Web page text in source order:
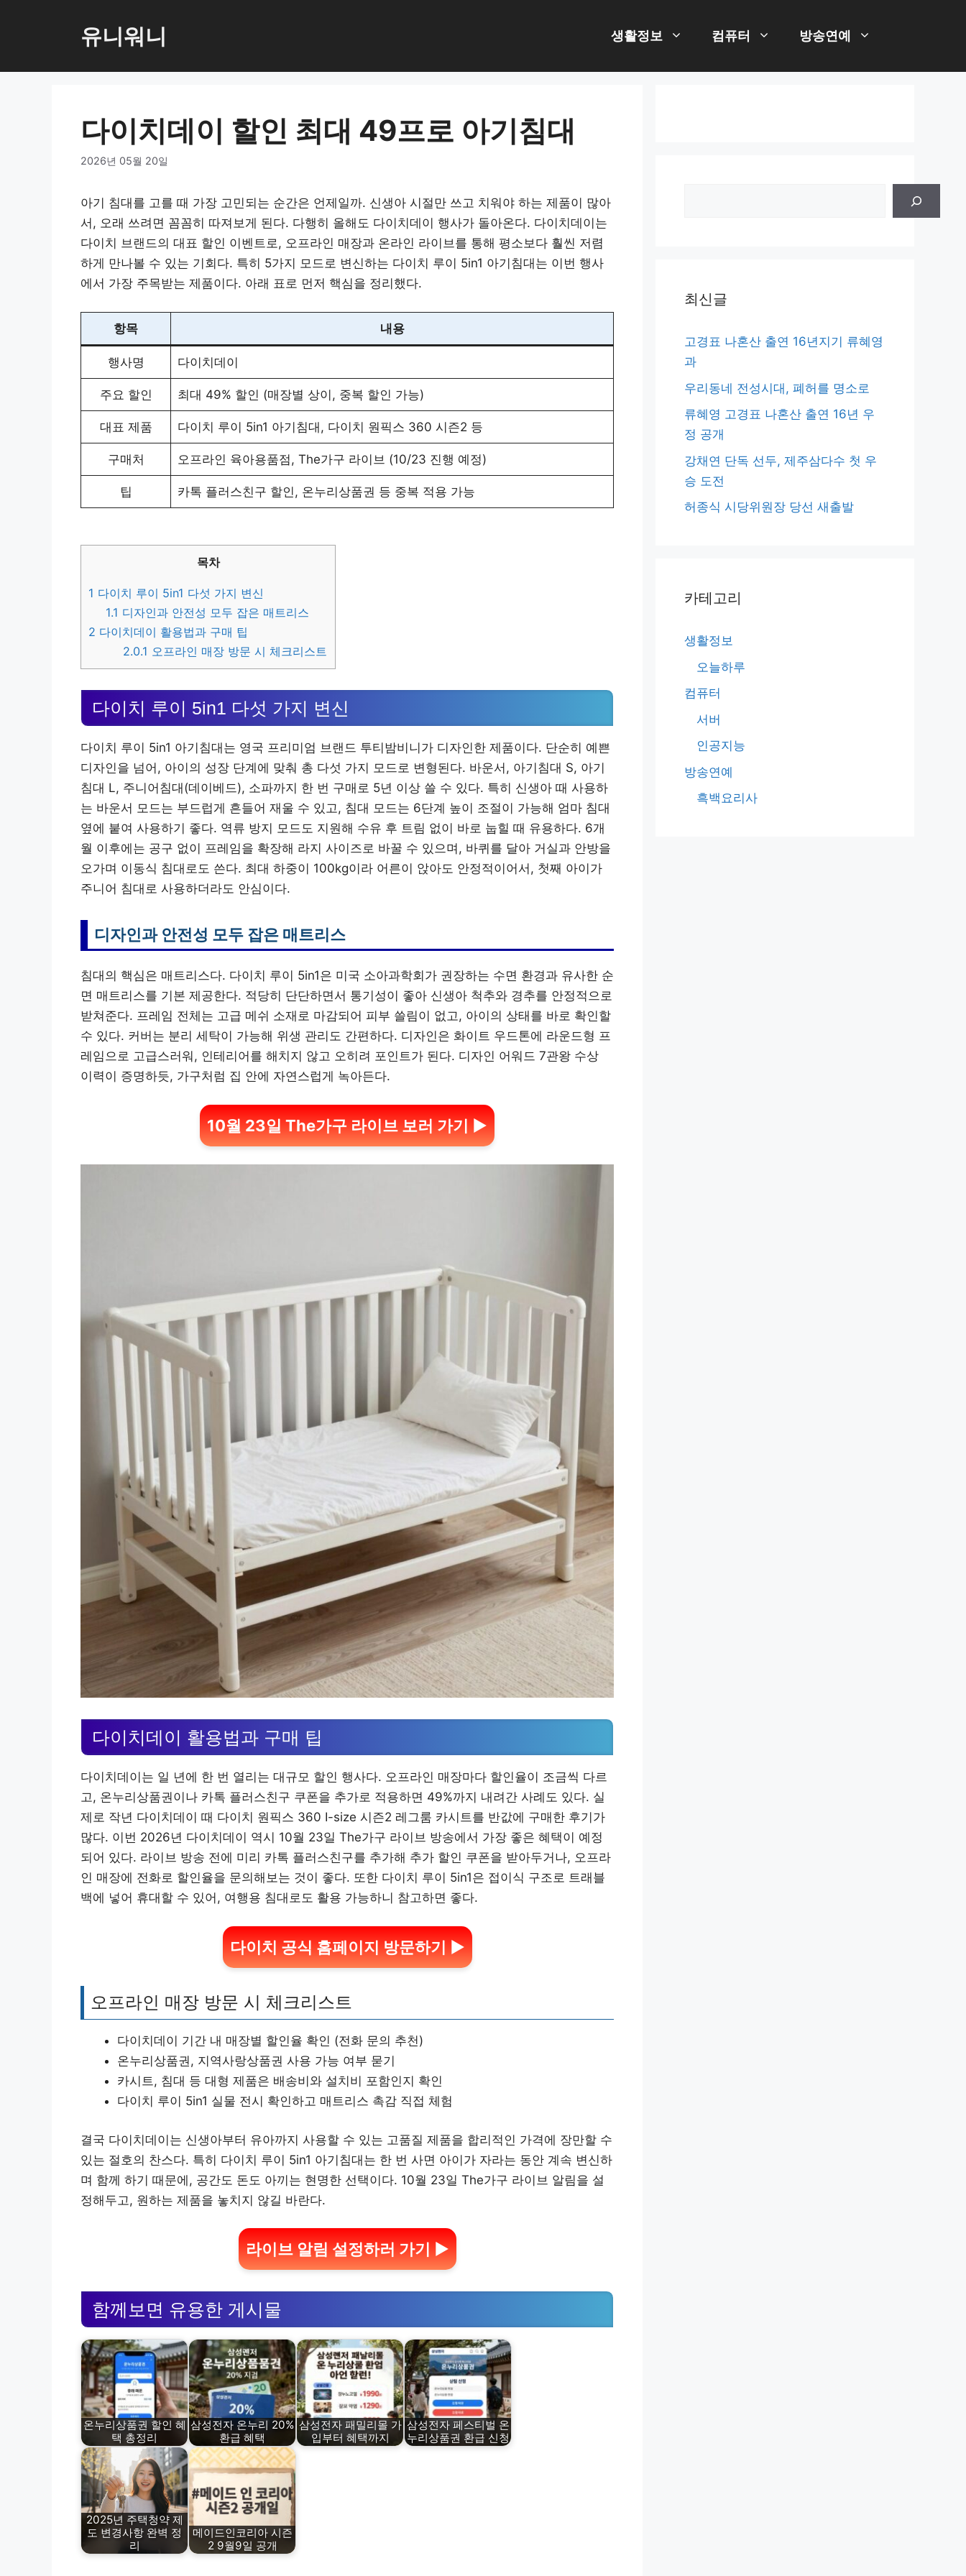
로
유니워니 생활정보 컴퓨터 방송연예
다이치데이 할인 최대 49프로 아기침대
2026년 05월 20일
아기 침대를 고를 때 가장 고민되는 순간은 언제일까. 신생아 시절만 쓰고 치워야 하는 제품이 많아
서, 오래 쓰려면 꼼꼼히 따져보게 된다. 다행히 올해도 다이치데이 행사가 돌아온다. 다이치데이는
다이치 브랜드의 대표 할인 이벤트로, 오프라인 매장과 온라인 라이브를 통해 평소보다 훨씬 저렴
하게 만나볼 수 있는 기회다. 특히 5가지 모드로 변신하는 다이치 루이 5in1 아기침대는 이번 행사
에서 가장 주목받는 제품이다. 아래 표로 먼저 핵심을 정리했다.
항목 내용
행사명 다이치데이
주요 할인 최대 49% 할인 (매장별 상이, 중복 할인 가능)
대표 제품 다이치 루이 5in1 아기침대, 다이치 원픽스 360 시즌2 등
구매처 오프라인 육아용품점, The가구 라이브 (10/23 진행 예정)
팁 카톡 플러스친구 할인, 온누리상품권 등 중복 적용 가능
목차
1 다이치 루이 5in1 다섯 가지 변신
1.1 디자인과 안전성 모두 잡은 매트리스
2 다이치데이 활용법과 구매 팁
2.0.1 오프라인 매장 방문 시 체크리스트
다이치 루이 5in1 다섯 가지 변신
다이치 루이 5in1 아기침대는 영국 프리미엄 브랜드 투티밤비니가 디자인한 제품이다. 단순히 예쁜
디자인을 넘어, 아이의 성장 단계에 맞춰 총 다섯 가지 모드로 변형된다. 바운서, 아기침대 S, 아기
침대 L, 주니어침대(데이베드), 소파까지 한 번 구매로 5년 이상 쓸 수 있다. 특히 신생아 때 사용하
는 바운서 모드는 부드럽게 흔들어 재울 수 있고, 침대 모드는 6단계 높이 조절이 가능해 엄마 침대
옆에 붙여 사용하기 좋다. 역류 방지 모드도 지원해 수유 후 트림 없이 바로 눕힐 때 유용하다. 6개
월 이후에는 공구 없이 프레임을 확장해 라지 사이즈로 바꿀 수 있으며, 바퀴를 달아 거실과 안방을
오가며 이동식 침대로도 쓴다. 최대 하중이 100kg이라 어른이 앉아도 안정적이어서, 첫째 아이가
주니어 침대로 사용하더라도 안심이다.
디자인과 안전성 모두 잡은 매트리스
침대의 핵심은 매트리스다. 다이치 루이 5in1은 미국 소아과학회가 권장하는 수면 환경과 유사한 순
면 매트리스를 기본 제공한다. 적당히 단단하면서 통기성이 좋아 신생아 척추와 경추를 안정적으로
받쳐준다. 프레임 전체는 고급 메쉬 소재로 마감되어 피부 쓸림이 없고, 아이의 상태를 바로 확인할
수 있다. 커버는 분리 세탁이 가능해 위생 관리도 간편하다. 디자인은 화이트 우드톤에 라운드형 프
레임으로 고급스러워, 인테리어를 해치지 않고 오히려 포인트가 된다. 디자인 어워드 7관왕 수상
이력이 증명하듯, 가구처럼 집 안에 자연스럽게 녹아든다.
10월 23일 The가구 라이브 보러 가기 ▶
다이치데이 활용법과 구매 팁
다이치데이는 일 년에 한 번 열리는 대규모 할인 행사다. 오프라인 매장마다 할인율이 조금씩 다르
고, 온누리상품권이나 카톡 플러스친구 쿠폰을 추가로 적용하면 49%까지 내려간 사례도 있다. 실
제로 작년 다이치데이 때 다이치 원픽스 360 I-size 시즌2 레그룸 카시트를 반값에 구매한 후기가
많다. 이번 2026년 다이치데이 역시 10월 23일 The가구 라이브 방송에서 가장 좋은 혜택이 예정
되어 있다. 라이브 방송 전에 미리 카톡 플러스친구를 추가해 추가 할인 쿠폰을 받아두거나, 오프라
인 매장에 전화로 할인율을 문의해보는 것이 좋다. 또한 다이치 루이 5in1은 접이식 구조로 트래블
백에 넣어 휴대할 수 있어, 여행용 침대로도 활용 가능하니 참고하면 좋다.
다이치 공식 홈페이지 방문하기 ▶
오프라인 매장 방문 시 체크리스트
다이치데이 기간 내 매장별 할인율 확인 (전화 문의 추천)
온누리상품권, 지역사랑상품권 사용 가능 여부 묻기
카시트, 침대 등 대형 제품은 배송비와 설치비 포함인지 확인
다이치 루이 5in1 실물 전시 확인하고 매트리스 촉감 직접 체험
결국 다이치데이는 신생아부터 유아까지 사용할 수 있는 고품질 제품을 합리적인 가격에 장만할 수
있는 절호의 찬스다. 특히 다이치 루이 5in1 아기침대는 한 번 사면 아이가 자라는 동안 계속 변신하
며 함께 하기 때문에, 공간도 돈도 아끼는 현명한 선택이다. 10월 23일 The가구 라이브 알림을 설
정해두고, 원하는 제품을 놓치지 않길 바란다.
라이브 알림 설정하러 가기 ▶
함께보면 유용한 게시물
온누리상품권 할인 혜
택 총정리
삼성전자 온누리 20%
환급 혜택
삼성전자 패밀리몰 가
입부터 혜택까지
삼성전자 페스티벌 온
누리상품권 환급 신청
2025년 주택청약 제
도 변경사항 완벽 정
리
메이드인코리아 시즌
2 9월9일 공개
최신글
고경표 나혼산 출연 16년지기 류혜영
과
우리동네 전성시대, 폐허를 명소로
류혜영 고경표 나혼산 출연 16년 우
정 공개
강채연 단독 선두, 제주삼다수 첫 우
승 도전
허종식 시당위원장 당선 새출발
카테고리
생활정보
오늘하루
컴퓨터
서버
인공지능
방송연예
흑백요리사